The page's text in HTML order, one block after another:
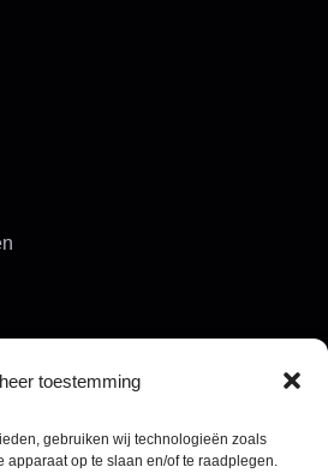
toestemming
gebruiken wij technologieën zoals
apparaat op te slaan en/of te raadplegen.